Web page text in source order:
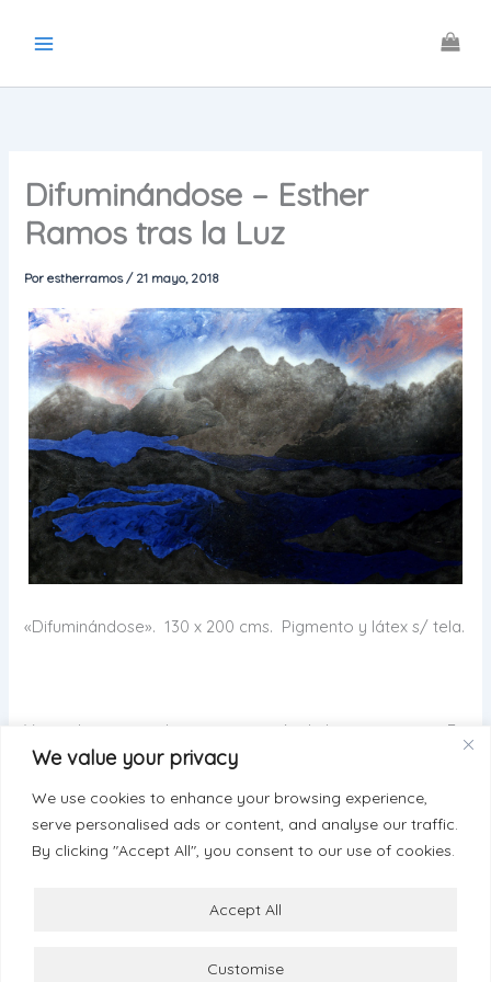
We value your privacy
We use cookies to enhance your browsing experience,
serve personalised ads or content, and analyse our traffic.
By clicking "Accept All", you consent to our use of cookies.
Customise
Accept All
Difuminándose – Esther
Ramos tras la Luz
Porestherramos/ 21 mayo, 2018
«Difuminándose». 130 x 200 cms. Pigmento y látex s/ tela.
Viajando, anticipadamente, a través de las invenciones. Es
tan fácil…